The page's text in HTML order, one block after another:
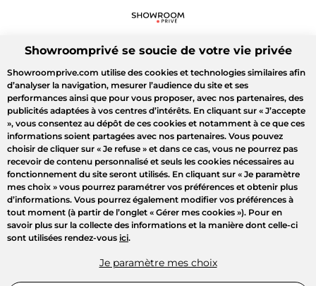
Showroomprivé se soucie de votre vie privée
Showroomprive.com utilise des cookies et technologies similaires afin
d’analyser la navigation, mesurer l’audience du site et ses
performances ainsi que pour vous proposer, avec nos partenaires, des
publicités adaptées à vos centres d’intérêts. En cliquant sur « J’accepte
», vous consentez au dépôt de ces cookies et notamment à ce que ces
informations soient partagées avec nos partenaires. Vous pouvez
choisir de cliquer sur « Je refuse » et dans ce cas, vous ne pourrez pas
recevoir de contenu personnalisé et seuls les cookies nécessaires au
fonctionnement du site seront utilisés. En cliquant sur « Je paramètre
mes choix » vous pourrez paramétrer vos préférences et obtenir plus
d’informations. Vous pourrez également modifier vos préférences à
tout moment (à partir de l’onglet « Gérer mes cookies »). Pour en
savoir plus sur la collecte des informations et la manière dont celle-ci
sont utilisées rendez-vous ici.
Je paramètre mes choix